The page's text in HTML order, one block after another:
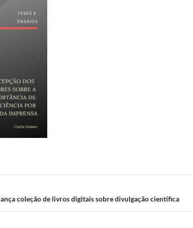
coleção de livros digitais sobre divulgação científica